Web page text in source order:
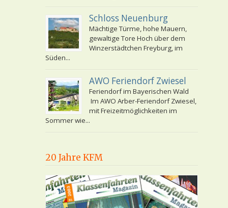
Schloss Neuenburg
Mächtige Türme, hohe Mauern,
gewaltige Tore Hoch über dem
Winzerstädtchen Freyburg, im
Süden...
AWO Feriendorf Zwiesel
Feriendorf im Bayerischen Wald
Im AWO Arber-Feriendorf Zwiesel,
mit Freizeitmöglichkeiten im
Sommer wie...
20 Jahre KFM